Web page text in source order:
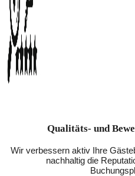
Qualitäts- und
Wir verbessern aktiv Ihre
nachhaltig die